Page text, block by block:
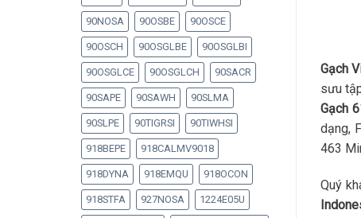
90NOSA 90OSBE 90OSCE
90OSCH 90OSGLBE 90OSGLBI
90OSGLCE 90OSGLCH 90SACR
90SAPE 90SAWH 90SLMA
90SLPE 90TIGRSI 90TIWHSI
918BEPE 918CALMV9018
918DYNA 918EMQU 918OCON
918STFA 927NOSA 1224E05U
Gạch
sưu
Gạch
dạng,
463
Quý